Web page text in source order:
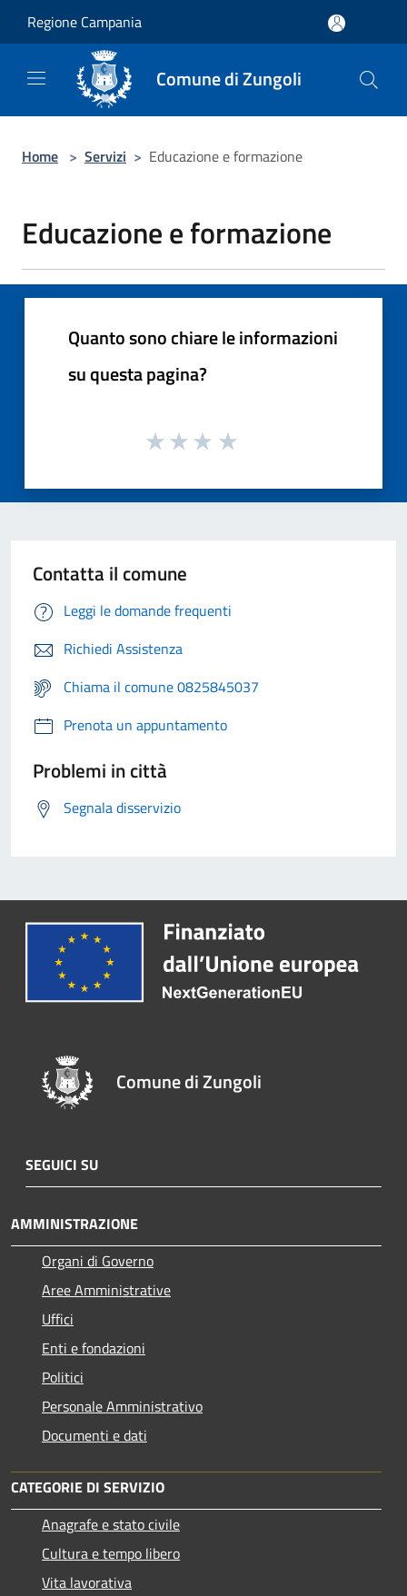
Regione Campania
Comune di Zungoli
Home > Servizi > Educazione e formazione
Educazione e formazione
Quanto sono chiare le informazioni
su questa pagina?
Contatta il comune
Leggi le domande frequenti
Richiedi Assistenza
Chiama il comune 0825845037
Prenota un appuntamento
Problemi in città
Segnala disservizio
Comune di Zungoli
SEGUICI SU
AMMINISTRAZIONE
Organi di Governo
Aree Amministrative
Uffici
Enti e fondazioni
Politici
Personale Amministrativo
Documenti e dati
CATEGORIE DI SERVIZIO
Anagrafe e stato civile
Cultura e tempo libero
Vita lavorativa